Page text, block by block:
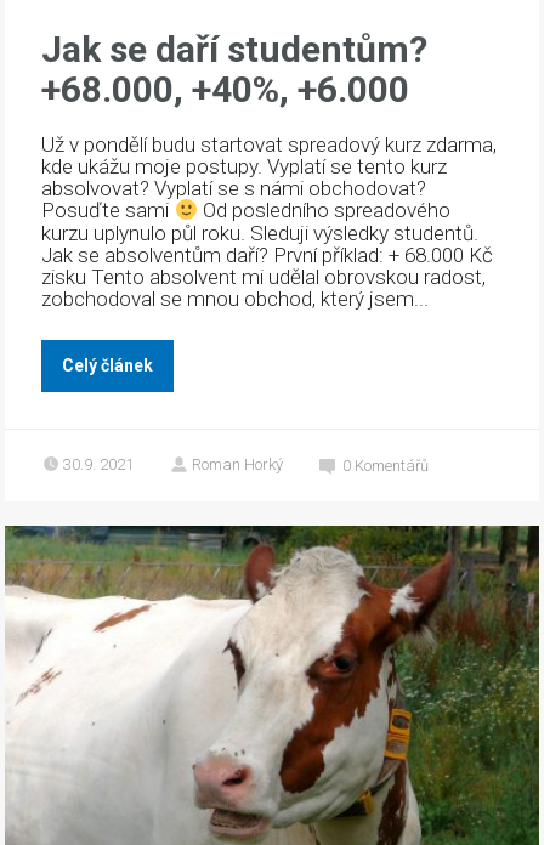
Jak se daří studentům?
+68.000, +40%, +6.000
Už v pondělí budu startovat spreadový kurz zdarma,
kde ukážu moje postupy. Vyplatí se tento kurz
absolvovat? Vyplatí se s námi obchodovat?
Posuďte sami
Od posledního spreadového
kurzu uplynulo půl roku. Sleduji výsledky studentů.
Jak se absolventům daří? První příklad: + 68.000 Kč
zisku Tento absolvent mi udělal obrovskou radost,
zobchodoval se mnou obchod, který jsem...
Celý článek
30.9. 2021 Roman Horký 0 Komentářů